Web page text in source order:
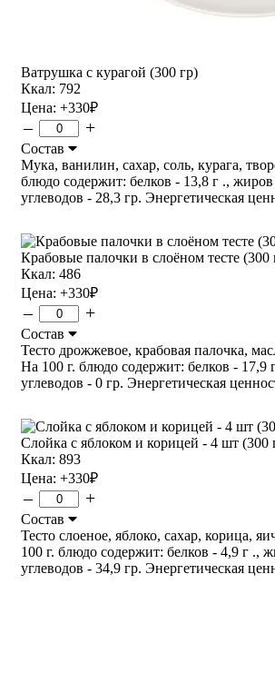
Ватрушка с курагой (300 гр)
Ккал: 792
Цена: +330₽
– +
Состав
Мука, ванилин, сахар, соль, курага,
блюдо содержит: белков - 13,8 г ., жиров
углеводов - 28,3 гр. Энергетическая
Крабовые палочки в слоёном тесте (300
Ккал: 486
Цена: +330₽
– +
Состав
Тесто дрожжевое, крабовая палочка,
На 100 г. блюдо содержит: белков - 17,9
углеводов - 0 гр. Энергетическая
Слойка с яблоком и корицей - 4 шт (300
Ккал: 893
Цена: +330₽
– +
Состав
Тесто слоеное, яблоко, сахар, корица,
100 г. блюдо содержит: белков - 4,9 г .,
углеводов - 34,9 гр. Энергетическая